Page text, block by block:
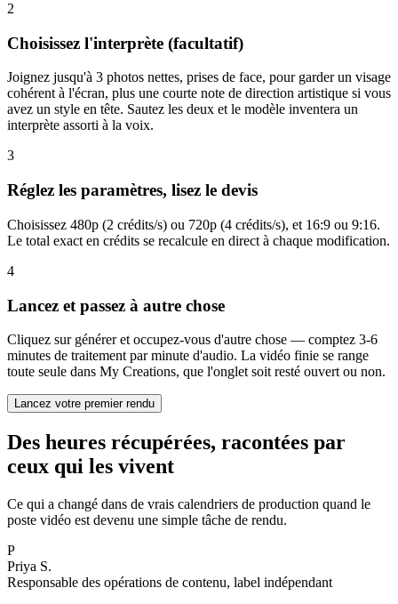
2
Choisissez l'interprète (facultatif)
Joignez jusqu'à 3 photos nettes, prises de face, pour garder un visage
cohérent à l'écran, plus une courte note de direction artistique si vous
avez un style en tête. Sautez les deux et le modèle inventera un
interprète assorti à la voix.
3
Réglez les paramètres, lisez le devis
Choisissez 480p (2 crédits/s) ou 720p (4 crédits/s), et 16:9 ou 9:16.
Le total exact en crédits se recalcule en direct à chaque modification.
4
Lancez et passez à autre chose
Cliquez sur générer et occupez-vous d'autre chose — comptez 3-6
minutes de traitement par minute d'audio. La vidéo finie se range
toute seule dans My Creations, que l'onglet soit resté ouvert ou non.
Lancez votre premier rendu
Des heures récupérées, racontées par
ceux qui les vivent
Ce qui a changé dans de vrais calendriers de production quand le
poste vidéo est devenu une simple tâche de rendu.
P
Priya S.
Responsable des opérations de contenu, label indépendant